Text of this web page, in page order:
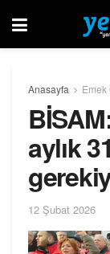
Anasayfa Emek
aylık
12 Şubat 2026